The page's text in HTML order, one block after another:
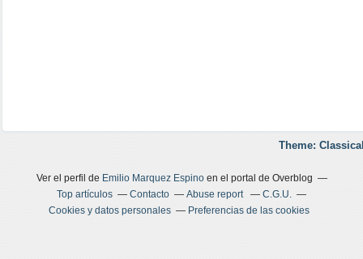
Theme:
Ver el perfil de Emilio Marquez Espinoen el portal de Overblog
Top artículos
Contacto Abuse report
C.G.U.
Cookies y datos personales
Preferencias de las cookies